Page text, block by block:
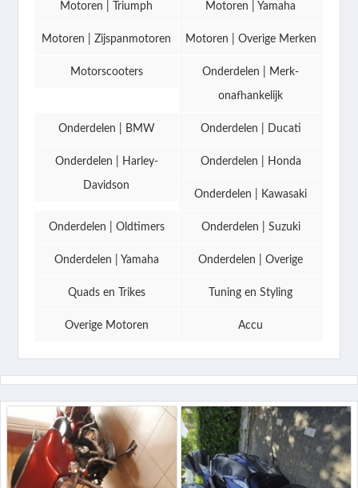
Motoren | Triumph Motoren | Yamaha
Motoren | Zijspanmotoren Motoren | Overige Merken
Motorscooters Onderdelen | Merk-
onafhankelijk
Onderdelen | BMW Onderdelen | Ducati
Onderdelen | Harley-
Davidson
Onderdelen | Honda
Onderdelen | Kawasaki
Onderdelen | Oldtimers Onderdelen | Suzuki
Onderdelen | Yamaha Onderdelen | Overige
Quads en Trikes Tuning en Styling
Overige Motoren Accu